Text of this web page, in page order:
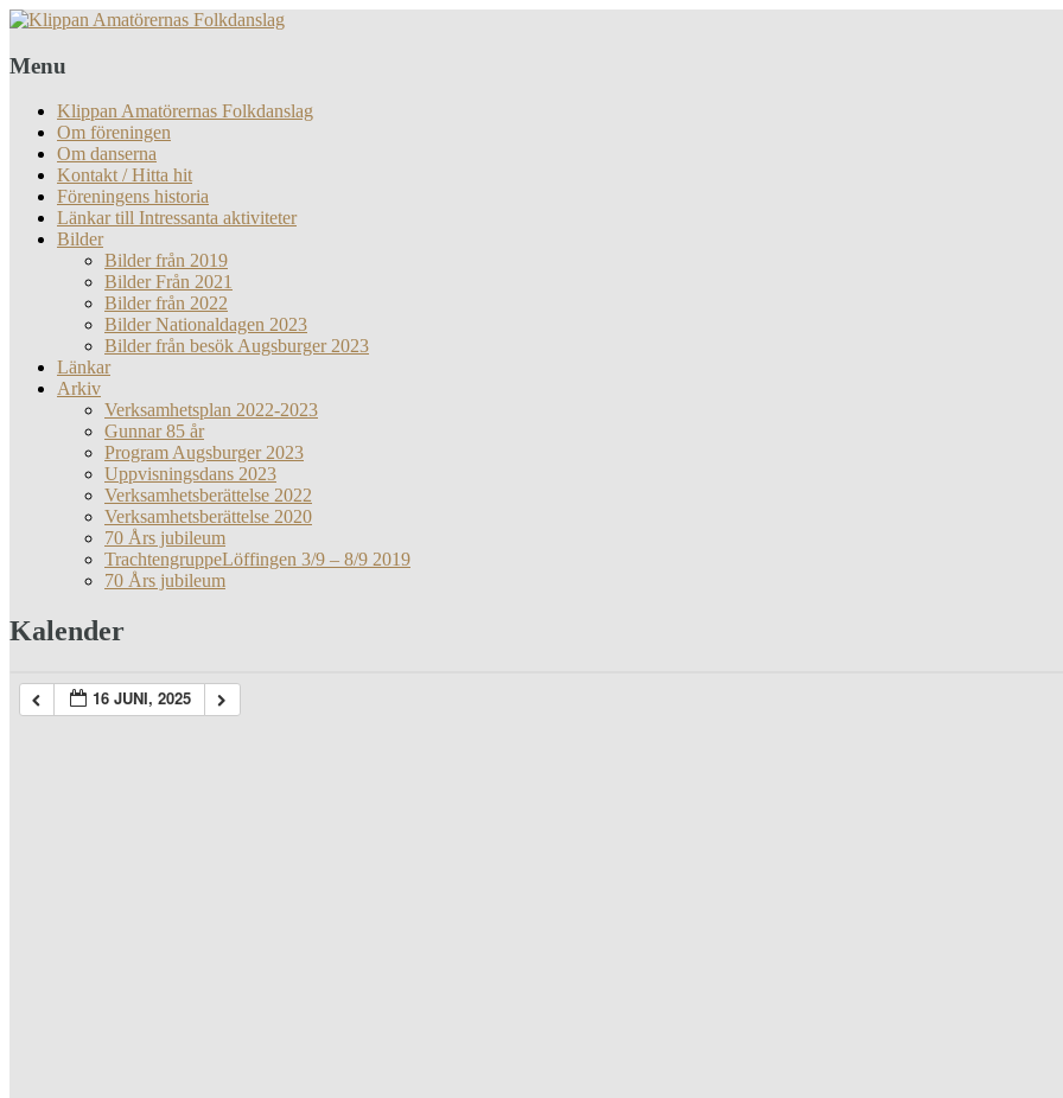
Menu
Klippan Amatörernas Folkdanslag
Om föreningen
Om danserna
Kontakt / Hitta hit
Föreningens historia
Länkar till Intressanta aktiviteter
Bilder
Bilder från 2019
Bilder Från 2021
Bilder från 2022
Bilder Nationaldagen 2023
Bilder från besök Augsburger 2023
Länkar
Arkiv
Verksamhetsplan 2022-2023
Gunnar 85 år
Program Augsburger 2023
Uppvisningsdans 2023
Verksamhetsberättelse 2022
Verksamhetsberättelse 2020
70 Års jubileum
TrachtengruppeLöffingen 3/9 – 8/9 2019
70 Års jubileum
Kalender
16 JUNI, 2025